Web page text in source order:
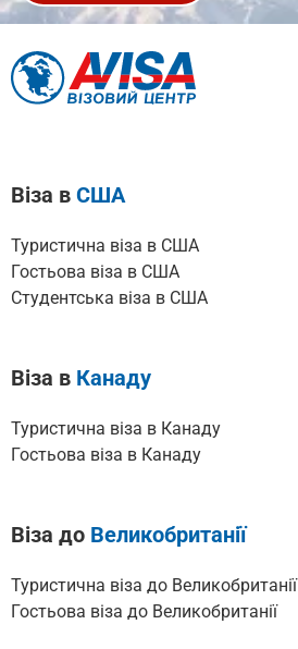
Віза в США
Туристична віза в США
Гостьова віза в США
Cтудентська віза в США
Віза в Канаду
Туристична віза в Канаду
Гостьова віза в Канаду
Віза до Великобританії
Туристична віза до Великобританії
Гостьова віза до Великобританії